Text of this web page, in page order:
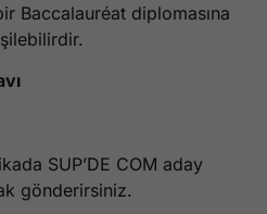
Baccalauréat diplomasına
SUP’DE COM aday
gönderirsiniz.